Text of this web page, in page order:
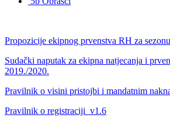
Propozicije ekipnog prvenstva RH za
Sudački naputak za ekipna natjecanja i
2019./2020.
Pravilnik o visini pristojbi i mandatnim
Pravilnik o registraciji_v1.6